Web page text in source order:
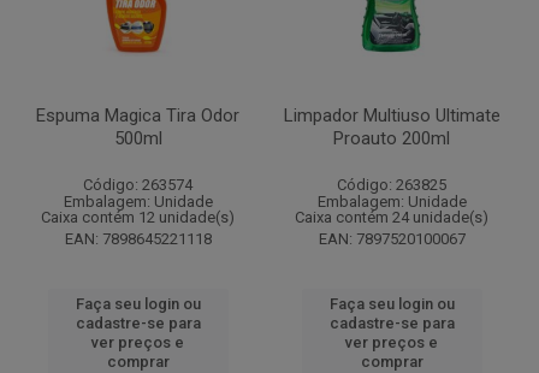
Espuma Magica Tira Odor
500ml
Código: 263574
Embalagem: Unidade
Caixa contém 12 unidade(s)
EAN: 7898645221118
Faça seu login ou
cadastre-se para
ver preços e
comprar
Limpador Multiuso Ultimate
Proauto 200ml
Código: 263825
Embalagem: Unidade
Caixa contém 24 unidade(s)
EAN: 7897520100067
Faça seu login ou
cadastre-se para
ver preços e
comprar